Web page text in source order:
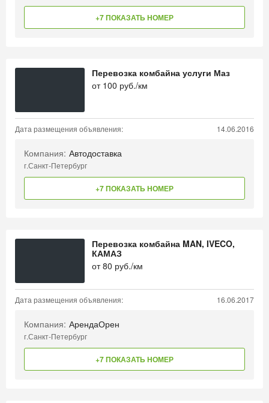
+7 ПОКАЗАТЬ НОМЕР
Перевозка комбайна услуги Маз
от 100 руб./км
Дата размещения объявления: 14.06.2016
Компания: Автодоставка
г.Санкт-Петербург
+7 ПОКАЗАТЬ НОМЕР
Перевозка комбайна MAN, IVECO,
КАМАЗ
от80 руб./км
Дата размещения объявления: 16.06.2017
Компания: АрендаОрен
г.Санкт-Петербург
+7 ПОКАЗАТЬ НОМЕР